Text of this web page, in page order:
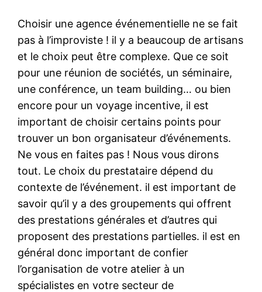
Choisir une agence événementielle ne se fait
pas à l’improviste ! il y a beaucoup de artisans
et le choix peut être complexe. Que ce soit
pour une réunion de sociétés, un séminaire,
une conférence, un team building… ou bien
encore pour un voyage incentive, il est
important de choisir certains points pour
trouver un bon organisateur d’événements.
Ne vous en faites pas ! Nous vous dirons
tout. Le choix du prestataire dépend du
contexte de l’événement. il est important de
savoir qu’il y a des groupements qui offrent
des prestations générales et d’autres qui
proposent des prestations partielles. il est en
général donc important de confier
l’organisation de votre atelier à un
spécialistes en votre secteur de